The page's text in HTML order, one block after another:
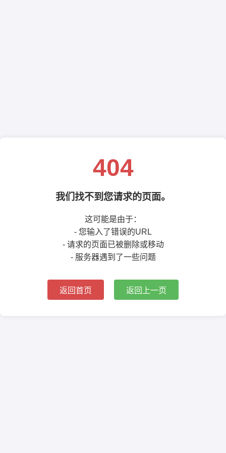
404
我们找不到您请求的页面。
这可能是由于：
- 您输入了错误的URL
- 请求的页面已被删除或移动
- 服务器遇到了一些问题
返回首页 返回上一页